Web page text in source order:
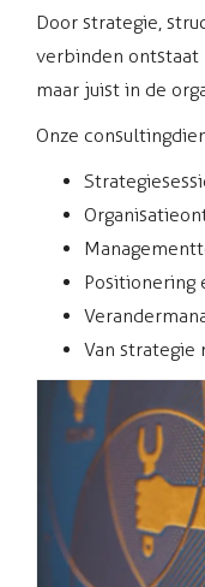
Door strategie,
verbinden ontstaat
maar juist in de
Onze
Positionering
Van strategie